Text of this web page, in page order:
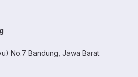
No.7 Bandung, Jawa Barat.